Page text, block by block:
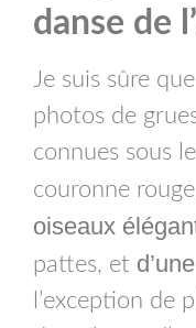
danse de
Je suis sûre
photos de
connues sous
couronne
oiseaux
pattes, et
l’exception de